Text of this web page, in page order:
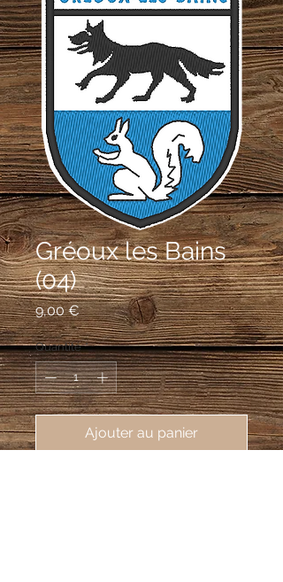
Gréoux les Bains
(04)
9,00 €Prix
Quantité *
Ajouter au panier